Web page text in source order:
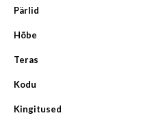
Pärlid
Hõbe
Teras
Kodu
Kingitused